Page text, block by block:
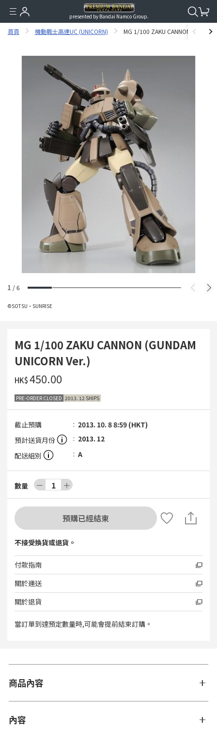
presented by Bandai Namco Group.
首頁 機動戰士高達UC (UNICORN) MG 1/100 ZAKU CANNON
1 /6
©SOTSU・SUNRISE
MG 1/100 ZAKU CANNON (GUNDAM
UNICORN Ver.)
HK$‌450.00
PRE-ORDER CLOSED 2013. 12 SHIPS
截止預購
2013. 10. 8 8:59 (HKT)
預計送貨月份
2013. 12
配送組別
A
數量 － 1 ＋
預購已經結束
不接受換貨或退貨。
付款指南
關於運送
關於退貨
當訂單到達預定數量時,可能會提前結束訂購。
商品內容
內容